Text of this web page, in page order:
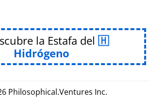
la Estafa del
Hidrógeno
Philosophical.Ventures Inc.